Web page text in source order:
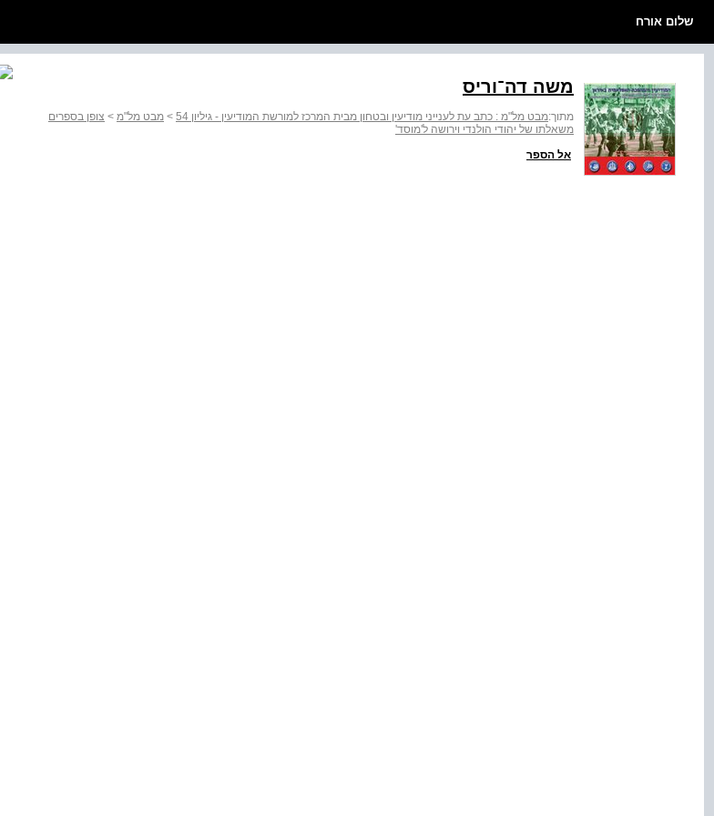
שלום אורח
משה דה־וריס
מתוך:מבט מל"מ : כתב עת לענייני מודיעין ובטחון מבית המרכז למורשת המודיעין - גיליון 54 > מבט מל"מ > צופן בספרים
משאלתו של יהודי הולנדי וירושה ל'מוסד'
אל הספר